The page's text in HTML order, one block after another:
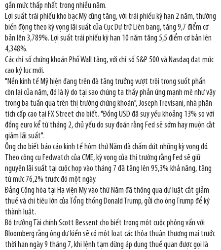
gần mức thấp nhất trong nhiều năm.
Lợi suất trái phiếu kho bạc Mỹ cũng tăng, với trái phiếu kỳ hạn 2 năm, thường
biến động theo kỳ vọng lãi suất của Cục Dự trữ Liên bang, tăng 9,7 điểm cơ
bản lên 3,789%. Lợi suất trái phiếu kỳ hạn 10 năm tăng 5,5 điểm cơ bản lên
4,348%.
Các chỉ số chứng khoán Phố Wall tăng, với chỉ số S&P 500 và Nasdaq đạt mức
cao kỷ lục mới.
"Nền kinh tế Mỹ hiện đang trên đà tăng trưởng vượt trội trong suốt phần
còn lại của năm, đó là lý do tại sao chúng ta thấy phản ứng mạnh mẽ như vậy
trong ba tuần qua trên thị trường chứng khoán", Joseph Trevisani, nhà phân
tích cấp cao tại FX Street cho biết. "Đồng USD đã suy yếu khoảng 13% so với
đồng euro kể từ tháng 2, chủ yếu do suy đoán rằng Fed sẽ sớm hay muộn cắt
giảm lãi suất".
Ông cho biết báo cáo kinh tế hôm thứ Năm đã chấm dứt những kỳ vọng đó.
Theo công cụ Fedwatch của CME, kỳ vọng của thị trường rằng Fed sẽ giữ
nguyên lãi suất tại cuộc họp vào tháng 7 đã tăng lên 95,3% khả năng, tăng
từ mức 76,2% trước đó một ngày.
Đảng Cộng hòa tại Hạ viện Mỹ vào thứ Năm đã thông qua dự luật cắt giảm
thuế và chi tiêu lớn của Tổng thống Donald Trump, gửi cho ông Trump để ký
thành luật.
Bộ trưởng Tài chính Scott Bessent cho biết trong một cuộc phỏng vấn với
Bloomberg rằng ông dự kiến sẽ có một loạt các thỏa thuận thương mại trước
thời hạn ngày 9 tháng 7, khi lệnh tạm dừng áp dụng thuế quan được gọi là